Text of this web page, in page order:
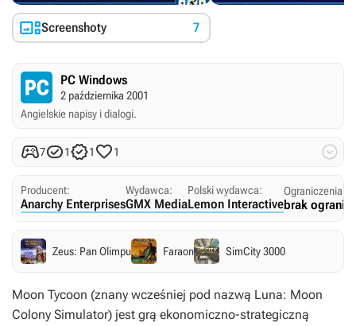
Screenshoty 7
PC Windows
2 października 2001
Angielskie napisy i dialogi.
711 1 
Producent:
Anarchy Enterprises
Wydawca:
GMX Media
Polski wydawca:
Lemon Interactive
Ograniczenia
brak
Zeus: Pan Olimpu Faraon SimCity 3000
Moon Tycoon (znany wcześniej pod nazwą Luna: Moon
Colony Simulator) jest grą ekonomiczno-strategiczną